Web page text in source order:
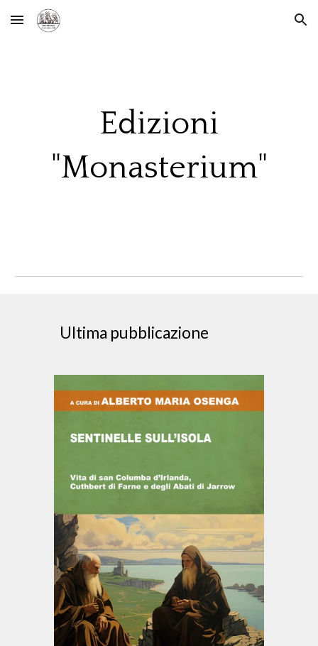
Skip to main content Skip to navigation
Edizioni
"Monasterium"
Ultima pubblicazione